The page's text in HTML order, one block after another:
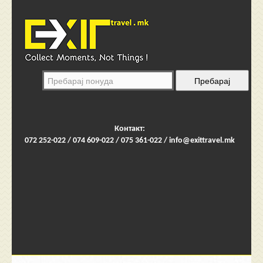
Контакт:
072 252-022 / 074 609-022 / 075 361-022 / info@exittravel.mk